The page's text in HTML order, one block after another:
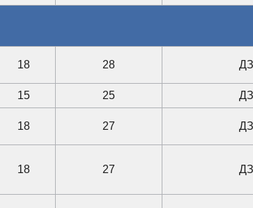
18 28 ДЗ
15 25 ДЗ
18 27 ДЗ
18 27 ДЗ